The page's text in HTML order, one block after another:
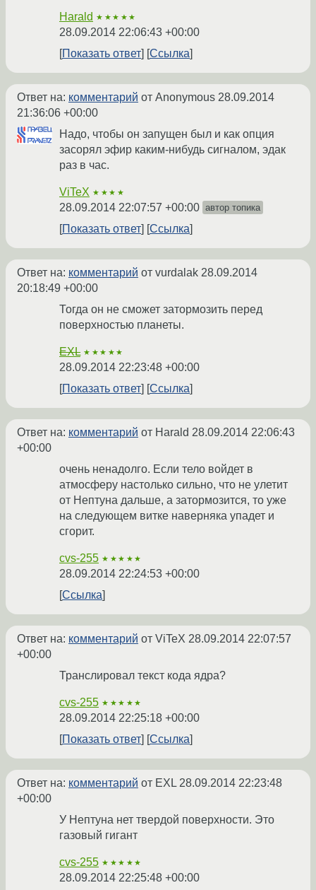
Harald ★★★★★
28.09.2014 22:06:43 +00:00
Показать ответ
Ссылка
Ответ на: комментарий от Anonymous 28.09.2014
21:36:06 +00:00
Надо, чтобы он запущен был и как опция
засорял эфир каким-нибудь сигналом, эдак
раз в час.
ViTeX ★★★★
28.09.2014 22:07:57 +00:00 автор топика
Показать ответ Ссылка
Ответ на: комментарий от vurdalak 28.09.2014
20:18:49 +00:00
Тогда он не сможет затормозить перед
поверхностью планеты.
EXL ★★★★★
28.09.2014 22:23:48 +00:00
Показать ответ
Ссылка
Ответ на: комментарий от Harald 28.09.2014 22:06:43
+00:00
очень ненадолго. Если тело войдет в
атмосферу настолько сильно, что не улетит
от Нептуна дальше, а затормозится, то уже
на следующем витке наверняка упадет и
сгорит.
cvs-255 ★★★★★
28.09.2014 22:24:53 +00:00
Ссылка
Ответ на: комментарий от ViTeX 28.09.2014 22:07:57
+00:00
Транслировал текст кода ядра?
cvs-255 ★★★★★
28.09.2014 22:25:18 +00:00
Показать ответ
Ссылка
Ответ на: комментарий от EXL28.09.2014 22:23:48
+00:00
У Нептуна нет твердой поверхности. Это
газовый гигант
cvs-255 ★★★★★
28.09.2014 22:25:48 +00:00